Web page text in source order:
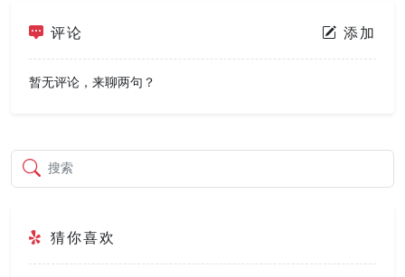
评论 添加
暂无评论，来聊两句？
搜索
猜你喜欢